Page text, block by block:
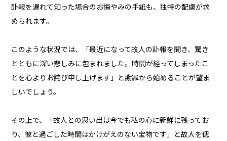
訃報を遅れて知った場合のお悔やみの手紙も、独特の配慮が求
められます。
このような状況では、「最近になって故人の訃報を聞き、驚き
とともに深い悲しみに包まれました。時間が経ってしまったこ
とを心よりお詫び申し上げます」と謝罪から始めることが望ま
しいでしょう。
その上で、「故人との思い出は今でも私の心に新鮮に残ってお
り、彼と過ごした時間はかけがえのない宝物です」と故人を偲